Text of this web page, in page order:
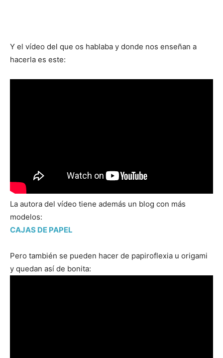
Y el vídeo del que os hablaba y donde nos enseñan a
hacerla es este:
La autora del vídeo tiene además un blog con más
modelos:
CAJAS DE PAPEL
Pero también se pueden hacer de papiroflexia u origami
y quedan así de bonita: